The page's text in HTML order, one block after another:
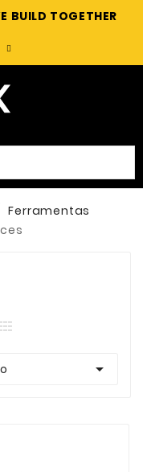
BUILD TOGETHER
Ferramentas
